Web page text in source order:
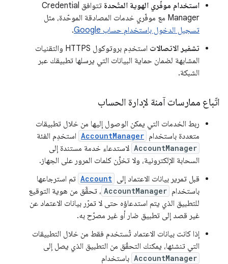
استخدام موفّري الهوية المتّحدة
تتوافق Credential
Manager مع موفّري خدمات المصادقة الموحّدة، مثل
تسجيل الدخول باستخدام حساب Google
.
تشفير الاتصالات
استخدِم بروتوكول HTTPS والتقنيات
المشابهة لضمان حماية البيانات التي يرسلها تطبيقك عبر
الشبكة.
اتّباع ممارسات آمنة لإدارة الحساب
ربط الخدمات التي يمكن الوصول إليها من خلال تطبيقات
متعددة باستخدام AccountManager استخدِم الفئة
AccountManager لاستدعاء خدمة مستندة إلى
السحابة الإلكترونية، ولا تخزِّن كلمات المرور على الجهاز.
قبل تمرير بيانات الاعتماد إلى Account تم استرجاعها
باستخدام AccountManager ، تحقَّق من هوية التوقيع
للتطبيق الذي يتم استدعاؤه حتى لا تمرّر بيانات الاعتماد عن
غير قصد إلى تطبيق ضار أو غير مصرّح به.
إذا كانت بيانات الاعتماد تُستخدم فقط من خلال التطبيقات
التي تنشئها، يمكنك التحقّق من التطبيق الذي يصل إلى
AccountManager باستخدام